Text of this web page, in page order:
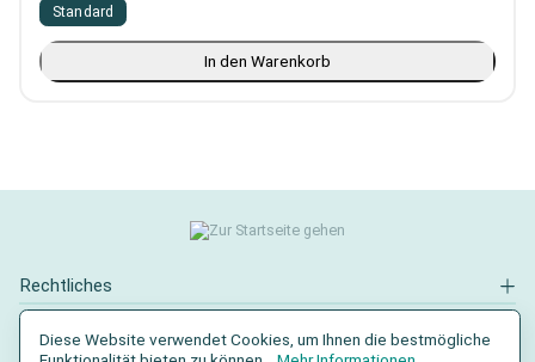
Standard
In den Warenkorb
Rechtliches
Kontakt
Diese Website verwendet Cookies, um Ihnen die bestmögliche